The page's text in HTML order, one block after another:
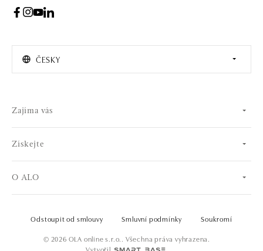
ČESKY
Zajíma vás
Získejte
O ALO
© 2026 OLA online s.r.o.. Všechna práva vyhrazena.
Vytvořil
Odstoupit od smlouvy Smluvní podmínky Soukromí